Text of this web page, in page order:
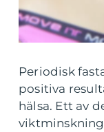
Periodisk
positiva
hälsa. Ett av